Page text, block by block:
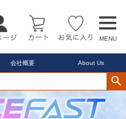
MENU
会社概要 About Us